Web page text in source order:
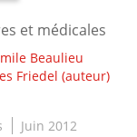
et médicales
Beaulieu
Friedel (auteur)
Juin 2012